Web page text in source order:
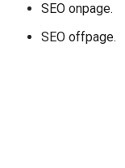
SEO onpage.
SEO offpage.